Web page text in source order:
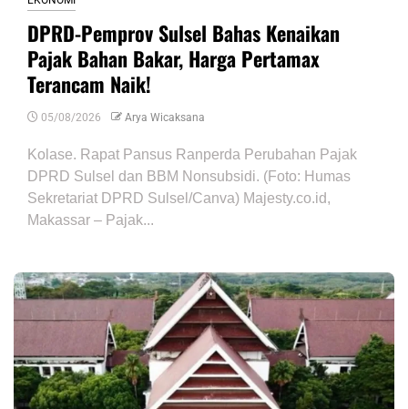
DPRD-Pemprov Sulsel Bahas Kenaikan
Pajak Bahan Bakar, Harga Pertamax
Terancam Naik!
05/08/2026 Arya Wicaksana
Kolase. Rapat Pansus Ranperda Perubahan Pajak
DPRD Sulsel dan BBM Nonsubsidi. (Foto: Humas
Sekretariat DPRD Sulsel/Canva) Majesty.co.id,
Makassar – Pajak...